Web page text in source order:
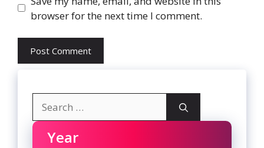
browser for the next time I comment.
for:
Year